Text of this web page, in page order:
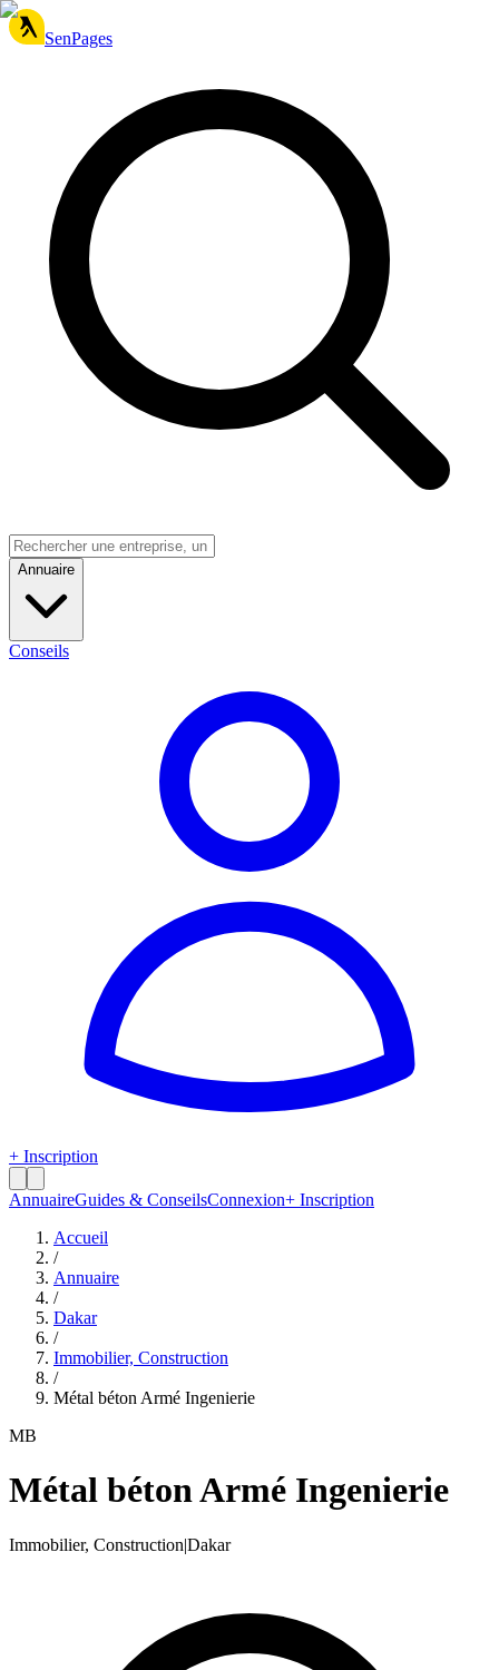
SenPages
Annuaire
Conseils
+ Inscription
AnnuaireGuides & ConseilsConnexion+ Inscription
Accueil
/
Annuaire
/
Dakar
/
Immobilier, Construction
/
Métal béton Armé Ingenierie
MB
Métal béton Armé Ingenierie
Immobilier, Construction|Dakar